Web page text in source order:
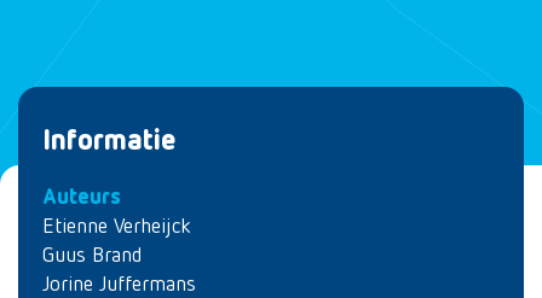
Informatie
Auteurs
Etienne Verheijck
Guus Brand
Jorine Juffermans